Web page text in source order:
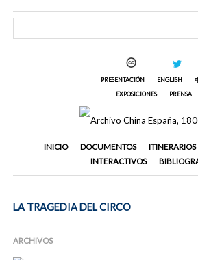
PRESENTACIÓN ENGLISH
EXPOSICIONES
PRENSA
INICIO DOCUMENTOS ITINERARIOS
INTERACTIVOS
LA TRAGEDIA DEL CIRCO
ARCHIVOS